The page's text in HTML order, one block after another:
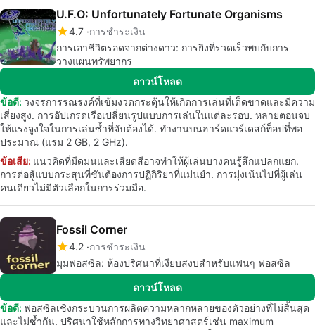
U.F.O: Unfortunately Fortunate Organisms
4.7 การชำระเงิน
การเอาชีวิตรอดจากต่างดาว: การยิงที่รวดเร็วพบกับการ
วางแผนทรัพยากร
ดาวน์โหลด
ข้อดี: วงจรการรณรงค์ที่เข้มงวดกระตุ้นให้เกิดการเล่นที่เด็ดขาดและมีความ
เสี่ยงสูง. การอัปเกรดเรือเปลี่ยนรูปแบบการเล่นในแต่ละรอบ. หลายตอนจบ
ให้แรงจูงใจในการเล่นซ้ำที่จับต้องได้. ทำงานบนฮาร์ดแวร์เดสก์ท็อปที่พอ
ประมาณ (แรม 2 GB, 2 GHz).
ข้อเสีย: แนวคิดที่มืดมนและเสียดสีอาจทำให้ผู้เล่นบางคนรู้สึกแปลกแยก.
การต่อสู้แบบกระสุนที่ชันต้องการปฏิกิริยาที่แม่นยำ. การมุ่งเน้นไปที่ผู้เล่น
คนเดียวไม่มีตัวเลือกในการร่วมมือ.
Fossil Corner
4.2 การชำระเงิน
มุมฟอสซิล: ห้องปริศนาที่เงียบสงบสำหรับแฟนๆ ฟอสซิล
ดาวน์โหลด
ข้อดี: ฟอสซิลเชิงกระบวนการผลิตความหลากหลายของตัวอย่างที่ไม่สิ้นสุด
และไม่ซ้ำกัน. ปริศนาใช้หลักการทางวิทยาศาสตร์เช่น maximum